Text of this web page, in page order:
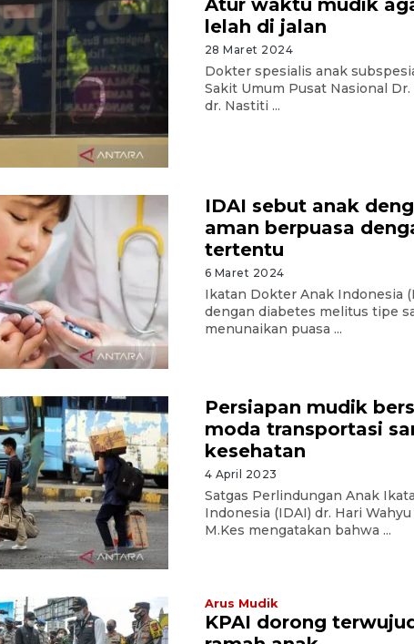
Atur waktu mudik
lelah di jalan
28 Maret 2024
Dokter spesialis anak
Sakit Umum Pusat Nasional
dr. Nastiti ...
IDAI sebut anak
aman berpuasa
tertentu
6 Maret 2024
Ikatan Dokter Anak Indonesia
dengan diabetes melitus tipe
menunaikan puasa ...
Persiapan mudik
moda transportasi
kesehatan
4 April 2023
Satgas Perlindungan Anak
Indonesia (IDAI) dr. Hari Wahyu
M.Kes mengatakan bahwa ...
Arus Mudik
KPAI dorong